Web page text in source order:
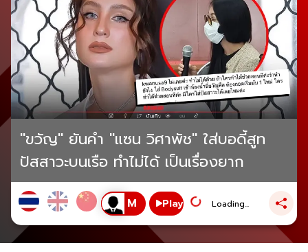
"ขวัญ" ยันคำ "แซน วิศาพัช" ใส่บอดี้สูท
ปัสสาวะบนเรือ ทำไม่ได้ เป็นเรื่องยาก
Play Loading...